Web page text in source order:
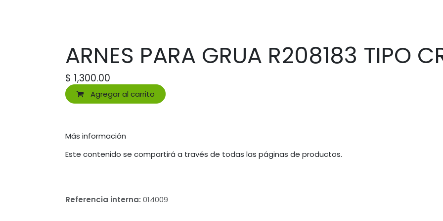
ARNES PARA GRUA R208183 TIPO
$ 1,300.00
Agregar al carrito
Más información
Este contenido se compartirá a través de todas las páginas de productos.
Referencia interna: 014009